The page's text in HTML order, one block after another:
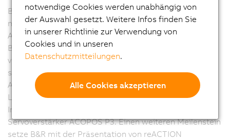
B&R verfolge schon seit vielen Jahren den Ansatz eines
modularen, flexiblen und durchgängigen
Automatisierungssystems, erklärte Gucher. Daher seien
B&R-Kunden bereits heute ideal auf die Anforderungen
von Industrie 4.0 vorbereitet. Perfekte Werkzeuge dafür
seien neben der einheitlichen B&R-
Automatisierungssoftware Automation Studio und der
Leittechnikplattform APROL auch die aktuellen
Innovationen mapp Technology und der 3-Achs-
Servoverstärker ACOPOS P3. Einen weiteren Meilenstein
setze B&R mit der Präsentation von reACTION
notwendige Cookies werden unabhängig von
der Auswahl gesetzt. Weitere Infos finden Sie
in unserer Richtlinie zur Verwendung von
Cookies und in unseren
Datenschutzmitteilungen.
Alle Cookies akzeptieren